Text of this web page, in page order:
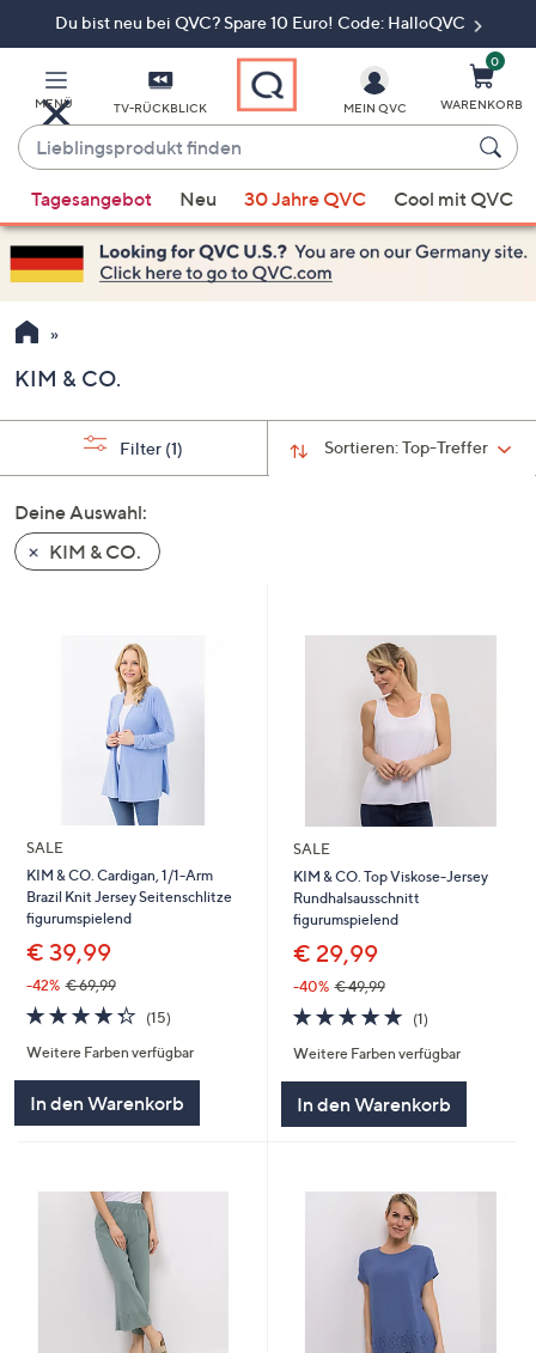
Du bist neu bei QVC? Spare 10 Euro! Code: HalloQVC
MENÜ TV-RÜCKBLICK
Lieblingsprodukt
finden
Vorschläge
verfügbar
sind,
verwenden
Sie
Pfeiltasten
nach
und
nach
unten
oder
um
diese
anzuzeigen.
MEIN QVC
0
WARENKORB
Tagesangebot Neu 30 Jahre QVC Cool mit QVC
KIM & CO.
Sortieren:Top-Treffer
Filter (1)
Deine Auswahl:
KIM & CO.
SALE
KIM & CO. Cardigan, 1/1-Arm
Brazil Knit Jersey Seitenschlitze
figurumspielend
€ 39,99
-42% € 69,99
4.3
von
5
(15)15
Weitere Farben verfügbar
In den Warenkorb
SALE
KIM & CO. Top Viskose-Jersey
Rundhalsausschnitt
figurumspielend
€ 29,99
-40% € 49,99
5.0
von
5
(1)1
Weitere Farben verfügbar
In den Warenkorb